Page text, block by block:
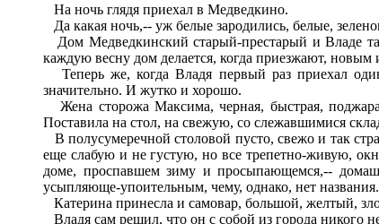
На ночь глядя приехал в Медведкино.
Да какая ночь,-- уж белые зародились, белые,
Дом Медведкинский старый-престарый и Владе
каждую весну дом делается, когда приезжают,
Теперь же, когда Владя первый раз приехал
значительно. И жутко и хорошо.
Жена сторожа Максима, черная, быстрая,
Поставила на стол, на свежую, со слежавшимися
В полусумеречной столовой пусто, свежо и так
еще слабую и не густую, но все трепетно-живую,
доме, проспавшем зиму и просыпающемся,--
усыпляюще-упоительным, чему, однако, нет названия.
Катерина принесла и самовар, большой, желтый,
Владя сам решил, что он с собой из города никого